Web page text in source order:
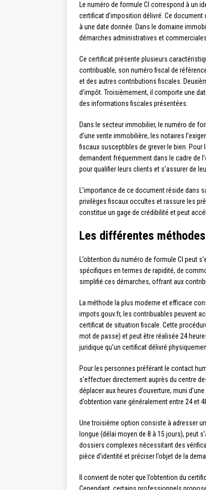
Le numéro de formule CI correspond à un
certificat d’imposition délivré. Ce
à une date donnée. Dans le domaine
démarches administratives et commerciales.
Ce certificat présente plusieurs
contribuable, son numéro fiscal de
et des autres contributions fiscales.
d’impôt. Troisièmement, il comporte une
des informations fiscales présentées.
Dans le secteur immobilier, le numéro de
d’une vente immobilière, les notaires
fiscaux susceptibles de grever le bien.
demandent fréquemment dans le cadre de
pour qualifier leurs clients et s’assurer de
L’importance de ce document réside dans
privilèges fiscaux occultes et rassure les
constitue un gage de crédibilité et peut
Les différentes
L’obtention du numéro de formule CI peut
spécifiques en termes de rapidité, de
simplifié ces démarches, offrant aux
La méthode la plus moderne et efficace
impots.gouv.fr, les contribuables peuvent
certificat de situation fiscale. Cette
mot de passe) et peut être réalisée 24
juridique qu’un certificat délivré
Pour les personnes préférant le contact
s’effectuer directement auprès du centre
déplacer aux heures d’ouverture, muni
d’obtention varie généralement entre 24 et
Une troisième option consiste à adresser
longue (délai moyen de 8 à 15 jours), peut
dossiers complexes nécessitant des
pièce d’identité et préciser l’objet de la
Il convient de noter que l’obtention du